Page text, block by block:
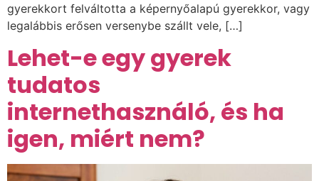
gyerekkort felváltotta a képernyőalapú gyerekkor, vagy
legalábbis erősen versenybe szállt vele, […]
Lehet-e egy gyerek
tudatos
internethasználó, és ha
igen, miért nem?